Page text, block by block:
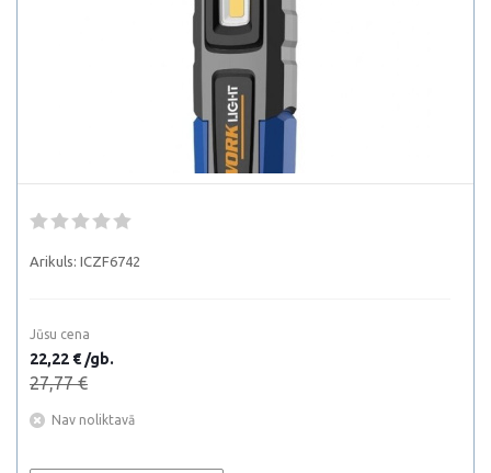
Arikuls: ICZF6742
Jūsu cena
22,22 € /gb.
27,77 €
Nav noliktavā